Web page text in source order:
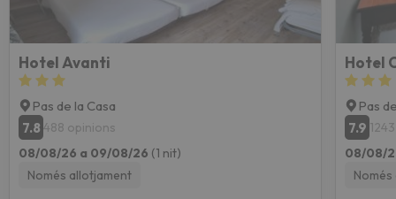
Hotel Avanti
Pas de la Casa
7.8 488 opinions
08/08/26 a 09/08/26 (1 nit)
Només allotjament
Hotel
Pas
7.9
08/08/